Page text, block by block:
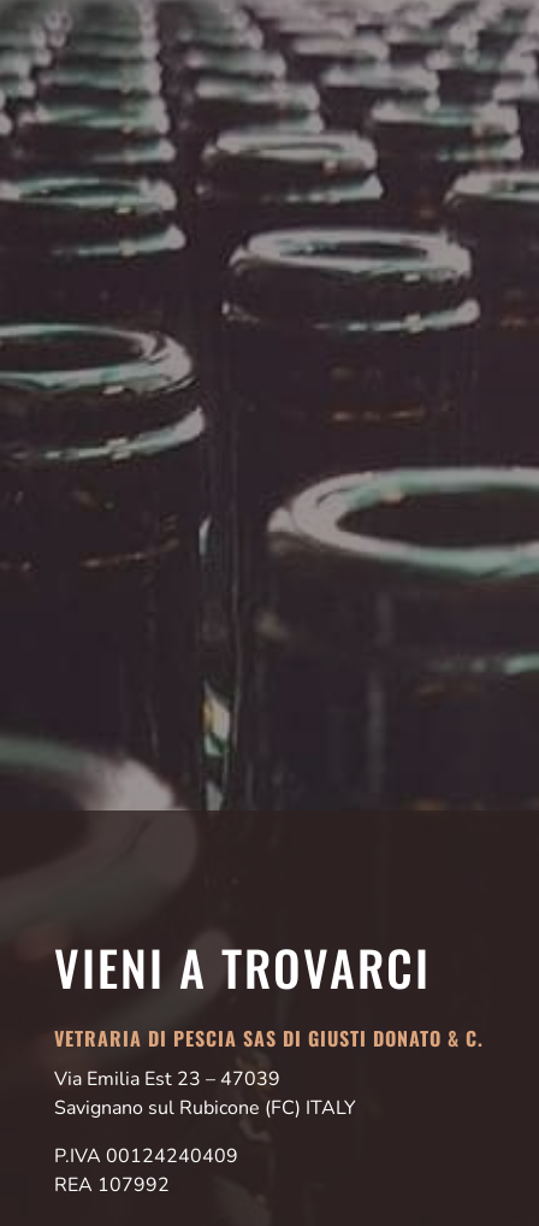
VIENI A TROVARCI
VETRARIA DI PESCIA SAS DI GIUSTI DONATO & C.
Via Emilia Est 23 – 47039
Savignano sul Rubicone (FC) ITALY
P.IVA 00124240409
REA 107992